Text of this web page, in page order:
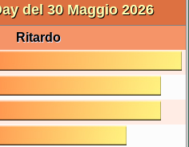
del 30 Maggio 2026
Ritardo